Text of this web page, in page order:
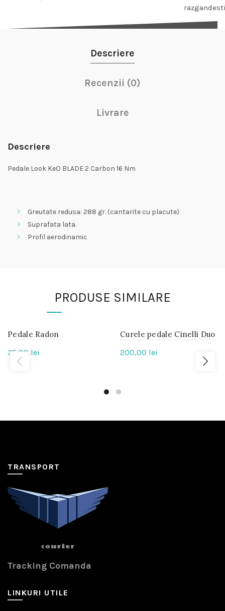
Descriere
Recenzii (0)
Livrare
Descriere
Pedale Look KeO BLADE 2 Carbon 16 Nm
Greutate redusa: 288 gr. (cantarite cu placute)
Suprafata lata.
Profil aerodinamic
PRODUSE SIMILARE
IN
STOC
Pedale Radon
35,00 lei
IN
STOC
Curele pedale Cinelli Duo
200,00 lei
TRANSPORT
Tracking Comanda
LINKURI UTILE